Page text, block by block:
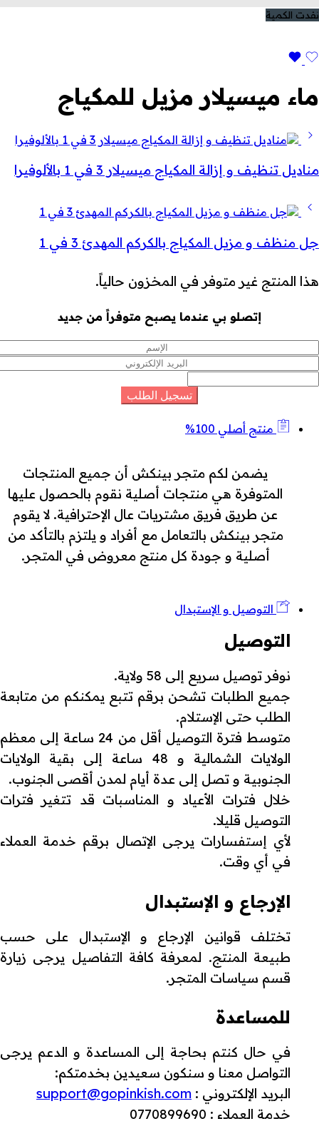
نفدت الكمية
ماء ميسيلار مزيل للمكياج
مناديل تنظيف و إزالة المكياج ميسيلار 3 في 1 بالألوفيرا
جل منظف و مزيل المكياج بالكركم المهدئ 3 في 1
هذا المنتج غير متوفر في المخزون حالياً.
إتصلو بي عندما يصبح متوفراً من جديد
منتج أصلي 100%
يضمن لكم متجر بينكش أن جميع المنتجات
المتوفرة هي منتجات أصلية نقوم بالحصول عليها
عن طريق فريق مشتريات عال الإحترافية. لا يقوم
متجر بينكش بالتعامل مع أفراد و يلتزم بالتأكد من
أصلية و جودة كل منتج معروض في المتجر.
التوصيل و الإستبدال
التوصيل
نوفر توصيل سريع إلى 58 ولاية.
جميع الطلبات تشحن برقم تتبع يمكنكم من متابعة
الطلب حتى الإستلام.
متوسط فترة التوصيل أقل من 24 ساعة إلى معظم
الولايات الشمالية و 48 ساعة إلى بقية الولايات
الجنوبية و تصل إلى عدة أيام لمدن أقصى الجنوب.
خلال فترات الأعياد و المناسبات قد تتغير فترات
التوصيل قليلا.
لأي إستفسارات يرجى الإتصال برقم خدمة العملاء
في أي وقت.
الإرجاع و الإستبدال
تختلف قوانين الإرجاع و الإستبدال على حسب
طبيعة المنتج. لمعرفة كافة التفاصيل يرجى زيارة
قسم سياسات المتجر.
للمساعدة
في حال كنتم بحاجة إلى المساعدة و الدعم يرجى
التواصل معنا و سنكون سعيدين بخدمتكم:
البريد الإلكتروني : support@gopinkish.com
خدمة العملاء : 0770899690